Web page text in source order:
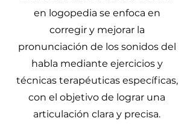
en logopedia se enfoca en
corregir y mejorar la
pronunciación de los sonidos del
habla mediante ejercicios y
técnicas terapéuticas específicas,
con el objetivo de lograr una
articulación clara y precisa.